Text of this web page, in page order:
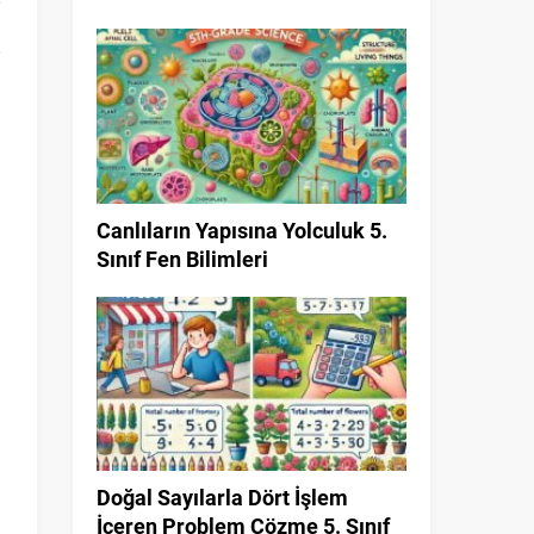
Canlıların Yapısına Yolculuk 5.
Sınıf Fen Bilimleri
Doğal Sayılarla Dört İşlem
İçeren Problem Çözme 5. Sınıf